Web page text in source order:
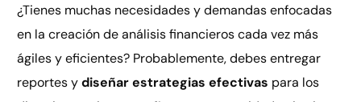
¿Tienes muchas necesidades y demandas enfocadas
en la creación de análisis financieros cada vez más
ágiles y eficientes? Probablemente, debes entregar
reportes ydiseñar estrategias efectivas para los